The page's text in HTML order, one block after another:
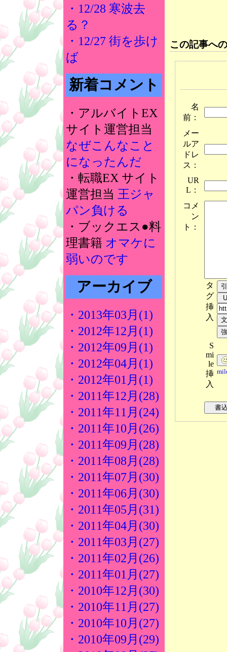
・12/28 寒波去
る？
・12/27 街を歩け
ば
新着コメント
・アルバイトEX
サイト運営担当
なぜこんなこと
になったんだ
・転職EX サイト
運営担当 王ジャ
パン負ける
・ブックエス●料
理書籍 オマケに
弱いのです
アーカイブ
・2013年03月(1)
・2012年12月(1)
・2012年09月(1)
・2012年04月(1)
・2012年01月(1)
・2011年12月(28)
・2011年11月(24)
・2011年10月(26)
・2011年09月(28)
・2011年08月(28)
・2011年07月(30)
・2011年06月(30)
・2011年05月(31)
・2011年04月(30)
・2011年03月(27)
・2011年02月(26)
・2011年01月(27)
・2010年12月(30)
・2010年11月(27)
・2010年10月(27)
・2010年09月(29)
この記事へ
名
前：
メー
ルア
ドレ
ス：
UR
L：
コメ
ン
ト：
タ
グ
挿
入
S
mi
le
挿
入